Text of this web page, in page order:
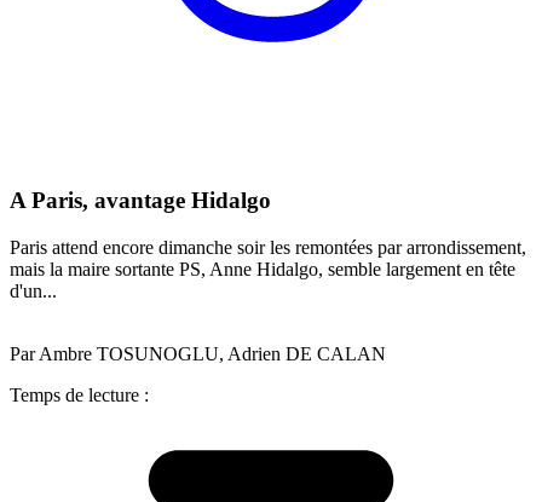
A Paris, avantage Hidalgo
Paris attend encore dimanche soir les remontées par arrondissement,
mais la maire sortante PS, Anne Hidalgo, semble largement en tête
d'un...
Par Ambre TOSUNOGLU, Adrien DE CALAN
Temps de lecture :